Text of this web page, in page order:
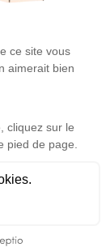
Déroulé
Le